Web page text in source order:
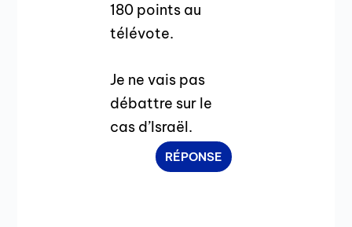
180 points au
télévote.
Je ne vais pas
débattre sur le
cas d’Israël.
RÉPONSE